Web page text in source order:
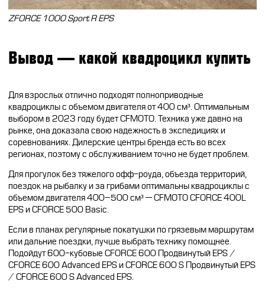
ZFORCE 1000 Sport R EPS
Вывод — какой квадроцикл купить
Для взрослых отлично подходят полноприводные
квадроциклы с объемом двигателя от 400 см³. Оптимальным
выбором в 2023 году будет CFMOTO. Техника уже давно на
рынке, она доказала свою надежность в экспедициях и
соревнованиях. Дилерские центры бренда есть во всех
регионах, поэтому с обслуживанием точно не будет проблем.
Для прогулок без тяжелого офф-роуда, объезда территорий,
поездок на рыбалку и за грибами оптимальны квадроциклы с
объемом двигателя 400–500 см³ — CFMOTO CFORCE 400L
EPS и CFORCE 500 Basic.
Если в планах регулярные покатушки по грязевым маршрутам
или дальние поездки, лучше выбрать технику помощнее.
Подойдут 600-кубовые CFORCE 600 Продвинутый EPS /
CFORCE 600 Advanced EPS и CFORCE 600 S Продвинутый EPS
/ CFORCE 600 S Advanced EPS.